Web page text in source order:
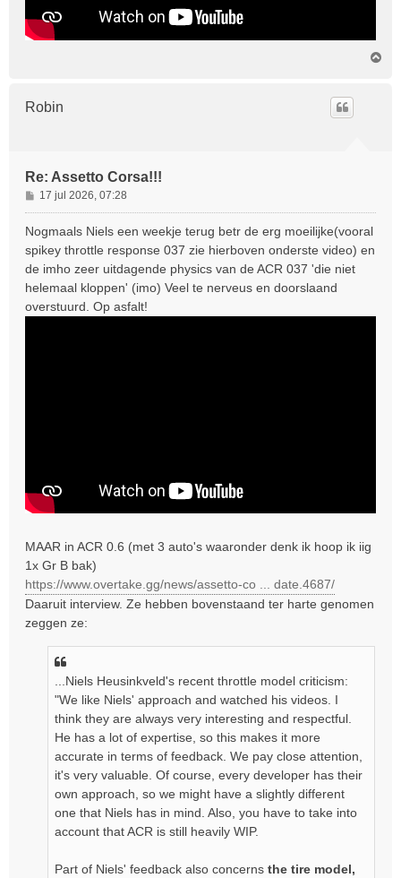
Robin
Re: Assetto Corsa!!!
B
e
c
h
t
17 jul 2026, 07:28
Nogmaals Niels een weekje terug betr de erg moeilijke(vooral
spikey throttle response 037 zie hierboven onderste video) en
de imho zeer uitdagende physics van de ACR 037 'die niet
helemaal kloppen' (imo) Veel te nerveus en doorslaand
overstuurd. Op asfalt!
MAAR in ACR 0.6 (met 3 auto's waaronder denk ik hoop ik iig
1x Gr B bak)
https://www.overtake.gg/news/assetto-co ... date.4687/
Daaruit interview. Ze hebben bovenstaand ter harte genomen
zeggen ze:
...Niels Heusinkveld's recent throttle model criticism:
"We like Niels' approach and watched his videos. I
think they are always very interesting and respectful.
He has a lot of expertise, so this makes it more
accurate in terms of feedback. We pay close attention,
it's very valuable. Of course, every developer has their
own approach, so we might have a slightly different
one that Niels has in mind. Also, you have to take into
account that ACR is still heavily WIP.
Part of Niels' feedback also concerns the tire model,